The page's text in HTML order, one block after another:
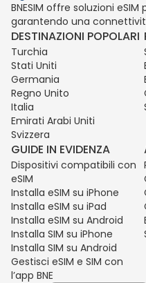
BNESIM offre soluzioni
garantendo una
DESTINAZIONI POPOLARI
Turchia
Stati Uniti
Germania
Regno Unito
Italia
Emirati Arabi Uniti
Svizzera
GUIDE IN EVIDENZA
Dispositivi compatibili con
eSIM
Installa eSIM su iPhone
Installa eSIM su iPad
Installa eSIM su Android
Installa SIM su iPhone
Installa SIM su Android
Gestisci eSIM e SIM con
l’app BNE